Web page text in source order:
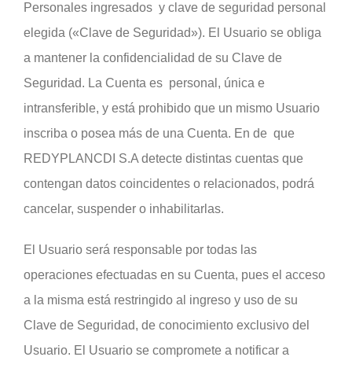
Personales ingresados y clave de seguridad personal
elegida («Clave de Seguridad»). El Usuario se obliga
a mantener la confidencialidad de su Clave de
Seguridad. La Cuenta es personal, única e
intransferible, y está prohibido que un mismo Usuario
inscriba o posea más de una Cuenta. En de que
REDYPLANCDI S.A detecte distintas cuentas que
contengan datos coincidentes o relacionados, podrá
cancelar, suspender o inhabilitarlas.
El Usuario será responsable por todas las
operaciones efectuadas en su Cuenta, pues el acceso
a la misma está restringido al ingreso y uso de su
Clave de Seguridad, de conocimiento exclusivo del
Usuario. El Usuario se compromete a notificar a